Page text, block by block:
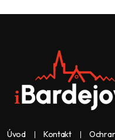
Úvod Kontakt